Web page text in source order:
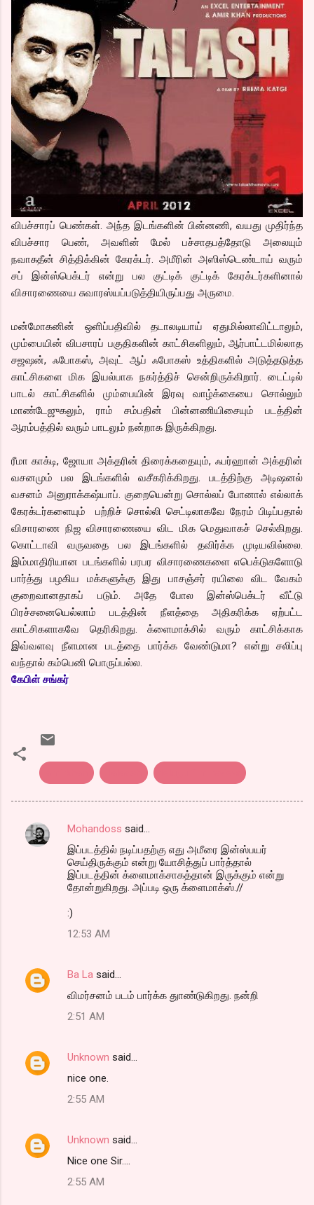
விபச்சாரப் பெண்கள். அந்த இடங்களின் பின்னணி, வயது முதிர்ந்த
விபச்சார பெண், அவளின் மேல் பச்சாதபத்தோடு அலையும்
நவாசுதீன் சித்திக்கின் கேரக்டர். அமீரின் அஸிஸ்டெண்டாய் வரும்
சப் இன்ஸ்பெக்டர் என்று பல குட்டிக் குட்டிக் கேரக்டர்களினால்
விசாரணையை சுவாரஸ்யப்படுத்தியிருப்பது அருமை.
மன்மோகனின் ஒளிப்பதிவில் தடாலடியாய் ஏதுமில்லாவிட்டாலும்,
மும்பையின் விபசாரப் பகுதிகளின் காட்சிகளிலும், ஆர்பாட்டமில்லாத
சஜஷன், ஃபோகஸ், அவுட் ஆப் ஃபோகஸ் உத்திகளில் அடுத்தடுத்த
காட்சிகளை மிக இயல்பாக நகர்த்திச் சென்றிருக்கிறார். டைட்டில்
பாடல் காட்சிகளில் மும்பையின் இரவு வாழ்க்கையை சொல்லும்
மாண்டேஜுகலும், ராம் சம்பதின் பின்னணியிசையும் படத்தின்
ஆரம்பத்தில் வரும் பாடலும் நன்றாக இருக்கிறது.
ரீமா காக்டி, ஜோயா அக்தரின் திரைக்கதையும், ஃபர்ஹான் அக்தரின்
வசனமும் பல இடங்களில் வசீகரிக்கிறது. படத்திற்கு அடிஷனல்
வசனம் அனுராக்கஷ்யாப். குறையென்று சொல்லப் போனால் எல்லாக்
கேரக்டர்களையும் பற்றிச் சொல்லி செட்டிலாகவே நேரம் பிடிப்பதால்
விசாரணை நிஜ விசாரணையை விட மிக மெதுவாகச் செல்கிறது.
கொட்டாவி வருவதை பல இடங்களில் தவிர்க்க முடியவில்லை.
இம்மாதிரியான படங்களில் பரபர விசாரணைகளை எபெக்டுகளோடு
பார்த்து பழகிய மக்களுக்கு இது பாசஞ்சர் ரயிலை விட வேகம்
குறைவானதாகப் படும். அதே போல இன்ஸ்பெக்டர் வீட்டு
பிரச்சனையெல்லாம் படத்தின் நீளத்தை அதிகரிக்க ஏற்பட்ட
காட்சிகளாகவே தெரிகிறது. க்ளைமாக்சில் வரும் காட்சிக்காக
இவ்வளவு நீளமான படத்தை பார்க்க வேண்டுமா? என்று சலிப்பு
வந்தால் கம்பெனி பொருப்பல்ல.
கேபிள் சங்கர்
C
s
Mohandoss said…
இப்படத்தில் நடிப்பதற்கு எது அமீரை இன்ஸ்பயர்
செய்திருக்கும் என்று யோசித்துப் பார்த்தால்
இப்படத்தின் க்ளைமாக்சாகத்தான் இருக்கும் என்று
தோன்றுகிறது. அப்படி ஒரு க்ளைமாக்ஸ்.//
:)
12:53 AM
Ba La said…
விமர்சனம் படம் பார்க்க துாண்டுகிறது. நன்றி
2:51 AM
Unknown said…
nice one.
2:55 AM
Unknown said…
Nice one Sir....
2:55 AM